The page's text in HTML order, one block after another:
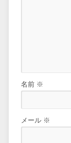
名前 ※
メール ※